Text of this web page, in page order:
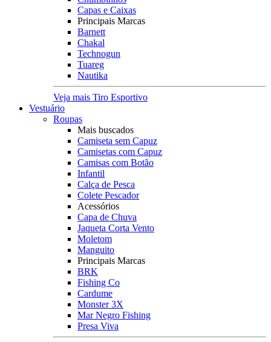
Capas e Caixas
Principais Marcas
Barnett
Chakal
Technogun
Tuareg
Nautika
Veja mais Tiro Esportivo
Vestuário
Roupas
Mais buscados
Camiseta sem Capuz
Camisetas com Capuz
Camisas com Botão
Infantil
Calça de Pesca
Colete Pescador
Acessórios
Capa de Chuva
Jaqueta Corta Vento
Moletom
Manguito
Principais Marcas
BRK
Fishing Co
Cardume
Monster 3X
Mar Negro Fishing
Presa Viva